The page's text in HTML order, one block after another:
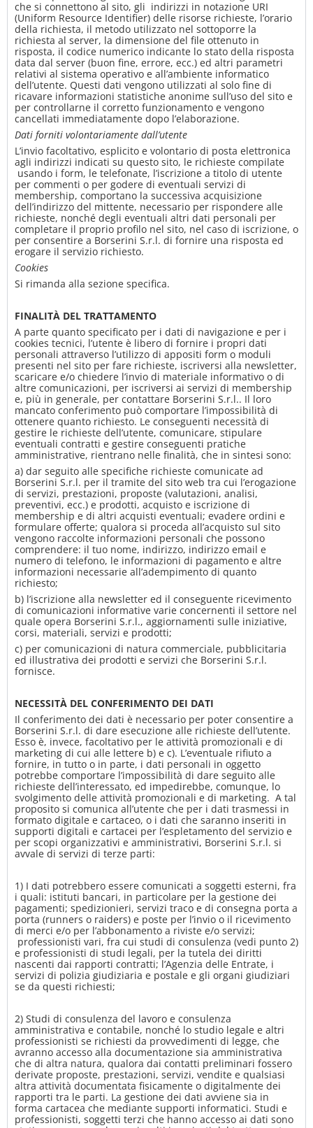
che si connettono al sito, gli indirizzi in notazione URI
(Uniform Resource Identifier) delle risorse richieste, l’orario
della richiesta, il metodo utilizzato nel sottoporre la
richiesta al server, la dimensione del file ottenuto in
risposta, il codice numerico indicante lo stato della risposta
data dal server (buon fine, errore, ecc.) ed altri parametri
relativi al sistema operativo e all’ambiente informatico
dell’utente. Questi dati vengono utilizzati al solo fine di
ricavare informazioni statistiche anonime sull’uso del sito e
per controllarne il corretto funzionamento e vengono
cancellati immediatamente dopo l’elaborazione.
Dati forniti volontariamente dall’utente
L’invio facoltativo, esplicito e volontario di posta elettronica
agli indirizzi indicati su questo sito, le richieste compilate
usando i form, le telefonate, l’iscrizione a titolo di utente
per commenti o per godere di eventuali servizi di
membership, comportano la successiva acquisizione
dell’indirizzo del mittente, necessario per rispondere alle
richieste, nonché degli eventuali altri dati personali per
completare il proprio profilo nel sito, nel caso di iscrizione, o
per consentire a Borserini S.r.l. di fornire una risposta ed
erogare il servizio richiesto.
Cookies
Si rimanda alla sezione specifica.
FINALITÀ DEL TRATTAMENTO
A parte quanto specificato per i dati di navigazione e per i
cookies tecnici, l’utente è libero di fornire i propri dati
personali attraverso l’utilizzo di appositi form o moduli
presenti nel sito per fare richieste, iscriversi alla newsletter,
scaricare e/o chiedere l’invio di materiale informativo o di
altre comunicazioni, per iscriversi ai servizi di membership
e, più in generale, per contattare Borserini S.r.l.. Il loro
mancato conferimento può comportare l’impossibilità di
ottenere quanto richiesto. Le conseguenti necessità di
gestire le richieste dell’utente, comunicare, stipulare
eventuali contratti e gestire conseguenti pratiche
amministrative, rientrano nelle finalità, che in sintesi sono:
a) dar seguito alle specifiche richieste comunicate ad
Borserini S.r.l. per il tramite del sito web tra cui l’erogazione
di servizi, prestazioni, proposte (valutazioni, analisi,
preventivi, ecc.) e prodotti, acquisto e iscrizione di
membership e di altri acquisti eventuali; evadere ordini e
formulare offerte; qualora si proceda all’acquisto sul sito
vengono raccolte informazioni personali che possono
comprendere: il tuo nome, indirizzo, indirizzo email e
numero di telefono, le informazioni di pagamento e altre
informazioni necessarie all’adempimento di quanto
richiesto;
b) l’iscrizione alla newsletter ed il conseguente ricevimento
di comunicazioni informative varie concernenti il settore nel
quale opera Borserini S.r.l., aggiornamenti sulle iniziative,
corsi, materiali, servizi e prodotti;
c) per comunicazioni di natura commerciale, pubblicitaria
ed illustrativa dei prodotti e servizi che Borserini S.r.l.
fornisce.
NECESSITÀ DEL CONFERIMENTO DEI DATI
Il conferimento dei dati è necessario per poter consentire a
Borserini S.r.l. di dare esecuzione alle richieste dell’utente.
Esso è, invece, facoltativo per le attività promozionali e di
marketing di cui alle lettere b) e c). L’eventuale rifiuto a
fornire, in tutto o in parte, i dati personali in oggetto
potrebbe comportare l’impossibilità di dare seguito alle
richieste dell’interessato, ed impedirebbe, comunque, lo
svolgimento delle attività promozionali e di marketing. A tal
proposito si comunica all’utente che per i dati trasmessi in
formato digitale e cartaceo, o i dati che saranno inseriti in
supporti digitali e cartacei per l’espletamento del servizio e
per scopi organizzativi e amministrativi, Borserini S.r.l. si
avvale di servizi di terze parti:
1) I dati potrebbero essere comunicati a soggetti esterni, fra
i quali: istituti bancari, in particolare per la gestione dei
pagamenti; spedizionieri, servizi traco e di consegna porta a
porta (runners o raiders) e poste per l’invio o il ricevimento
di merci e/o per l’abbonamento a riviste e/o servizi;
professionisti vari, fra cui studi di consulenza (vedi punto 2)
e professionisti di studi legali, per la tutela dei diritti
nascenti dai rapporti contratti; l’Agenzia delle Entrate, i
servizi di polizia giudiziaria e postale e gli organi giudiziari
se da questi richiesti;
2) Studi di consulenza del lavoro e consulenza
amministrativa e contabile, nonché lo studio legale e altri
professionisti se richiesti da provvedimenti di legge, che
avranno accesso alla documentazione sia amministrativa
che di altra natura, qualora dai contatti preliminari fossero
derivate proposte, prestazioni, servizi, vendite e qualsiasi
altra attività documentata fisicamente o digitalmente dei
rapporti tra le parti. La gestione dei dati avviene sia in
forma cartacea che mediante supporti informatici. Studi e
professionisti, soggetti terzi che hanno accesso ai dati sono